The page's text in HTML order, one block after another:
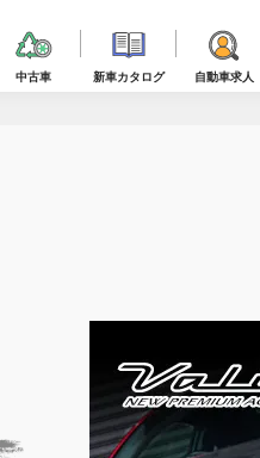
中古車 新車カタログ 自動車求人